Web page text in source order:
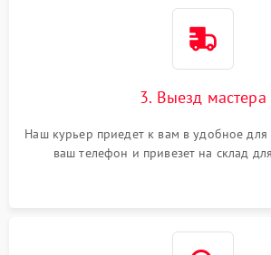
3. Выезд мастера
Наш курьер приедет к вам в удобное для
ваш телефон и привезет на склад